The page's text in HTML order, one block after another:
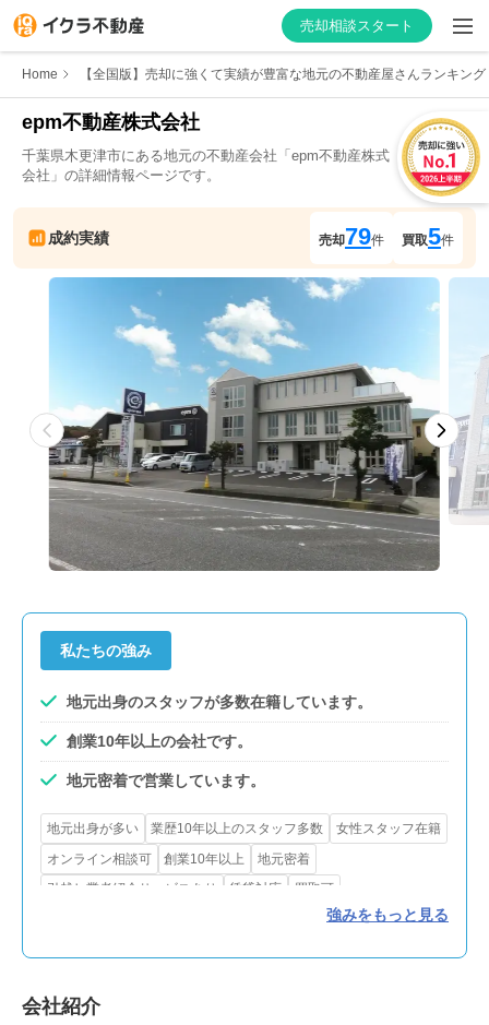
売却相談スタート
はじめての方へ
物件の価格を知る
お家の売却を学ぶ
不動産会社向け情報
Home 【全国版】売却に強くて実績が豊富な地元の不動産屋さんランキング
epm不動産株式会社
千葉県木更津市にある地元の不動産会社「 epm不動産株式
会社 」の詳細情報ページです。
成約実績 売却79件 買取5件
私たちの強み
地元出身のスタッフが多数在籍しています。
創業10年以上の会社です。
地元密着で営業しています。
地元出身が多い 業歴10年以上のスタッフ多数
女性スタッフ在籍
オンライン相談可
創業10年以上
地元密着
引越し業者紹介サービスあり
賃貸対応 買取可
強みをもっと見る
会社紹介